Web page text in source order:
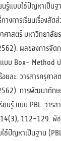
รู้แบบใช้ปัญหาเป็นฐ
การเรียนเรื่องสัด
ศาสตร์ มหาวิทยาลั
ผลของการจัดก
บบ Box– Method
อยละ. วารสารครุศา
การพัฒนาทักษ
นรู้ แบบ PBL. วารส
14(3), 112–129. พั
ช้ปัญหาเป็นฐาน